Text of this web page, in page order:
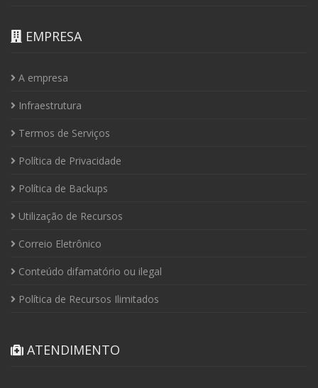
EMPRESA
A empresa
Infraestrutura
Termos de Serviços
Política de Privacidade
Política de Backups
Utilização de Recursos
Correio Eletrônico
Conteúdo difamatório ou ilegal
Política de Recursos Ilimitados
ATENDIMENTO